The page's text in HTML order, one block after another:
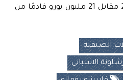
ميونخ خلال صيف عام 2017 مقابل 21 مليون يورو قادمًا من
الصيفية
الاسباني